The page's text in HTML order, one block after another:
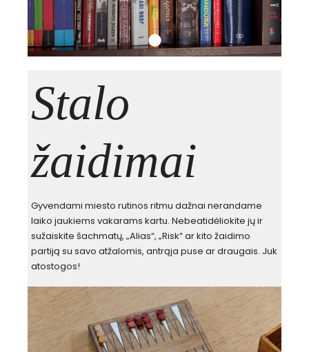
Stalo
žaidimai
Gyvendami miesto rutinos ritmu dažnai nerandame
laiko jaukiems vakarams kartu. Nebeatidėliokite jų ir
sužaiskite šachmatų, „Alias“, „Risk“ ar kito žaidimo
partiją su savo atžalomis, antrąja puse ar draugais. Juk
atostogos!